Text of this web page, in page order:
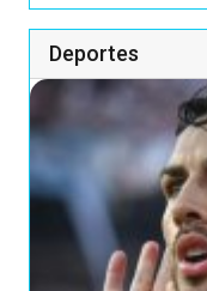
Deportes